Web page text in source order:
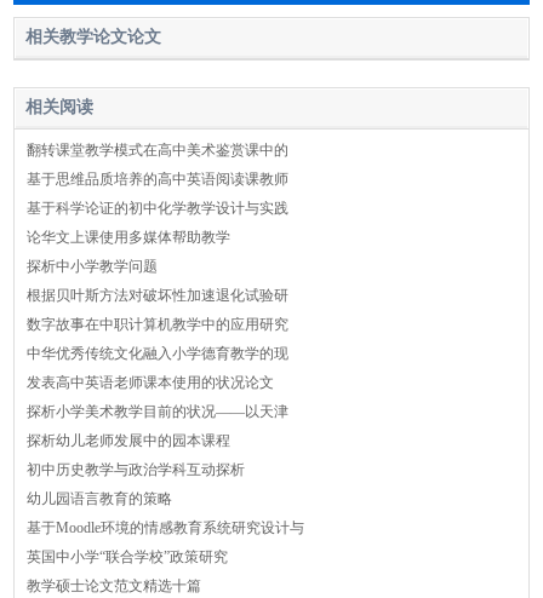
相关教学论文论文
相关阅读
翻转课堂教学模式在高中美术鉴赏课中的
基于思维品质培养的高中英语阅读课教师
基于科学论证的初中化学教学设计与实践
论华文上课使用多媒体帮助教学
探析中小学教学问题
根据贝叶斯方法对破坏性加速退化试验研
数字故事在中职计算机教学中的应用研究
中华优秀传统文化融入小学德育教学的现
发表高中英语老师课本使用的状况论文
探析小学美术教学目前的状况——以天津
探析幼儿老师发展中的园本课程
初中历史教学与政治学科互动探析
幼儿园语言教育的策略
基于Moodle环境的情感教育系统研究设计与
英国中小学“联合学校”政策研究
教学硕士论文范文精选十篇